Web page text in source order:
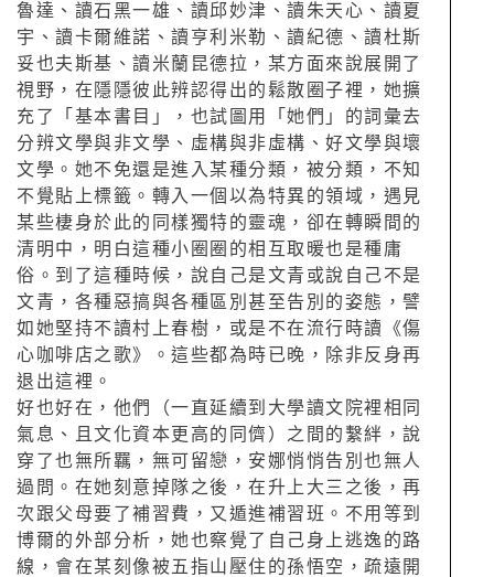
魯達、讀石黑一雄、讀邱妙津、讀朱天心、讀夏
宇、讀卡爾維諾、讀亨利米勒、讀紀德、讀杜斯
妥也夫斯基、讀米蘭昆德拉，某方面來說展開了
視野，在隱隱彼此辨認得出的鬆散圈子裡，她擴
充了「基本書目」，也試圖用「她們」的詞彙去
分辨文學與非文學、虛構與非虛構、好文學與壞
文學。她不免還是進入某種分類，被分類，不知
不覺貼上標籤。轉入一個以為特異的領域，遇見
某些棲身於此的同樣獨特的靈魂，卻在轉瞬間的
清明中，明白這種小圈圈的相互取暖也是種庸
俗。到了這種時候，說自己是文青或說自己不是
文青，各種惡搞與各種區別甚至告別的姿態，譬
如她堅持不讀村上春樹，或是不在流行時讀《傷
心咖啡店之歌》。這些都為時已晚，除非反身再
退出這裡。
好也好在，他們（一直延續到大學讀文院裡相同
氣息、且文化資本更高的同儕）之間的繫絆，說
穿了也無所羈，無可留戀，安娜悄悄告別也無人
過問。在她刻意掉隊之後，在升上大三之後，再
次跟父母要了補習費，又遁進補習班。不用等到
博爾的外部分析，她也察覺了自己身上逃逸的路
線，會在某刻像被五指山壓住的孫悟空，疏遠開